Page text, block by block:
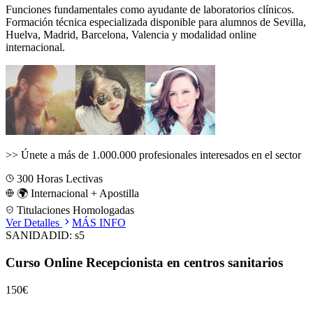
Funciones fundamentales como ayudante de laboratorios clínicos.
Formación técnica especializada disponible para alumnos de Sevilla,
Huelva, Madrid, Barcelona, Valencia y modalidad online
internacional.
>> Únete a más de 1.000.000 profesionales interesados en el sector
300 Horas Lectivas
🌍 Internacional + Apostilla
Titulaciones Homologadas
Ver Detalles
MÁS INFO
SANIDADID: s5
Curso Online Recepcionista en centros sanitarios
150€